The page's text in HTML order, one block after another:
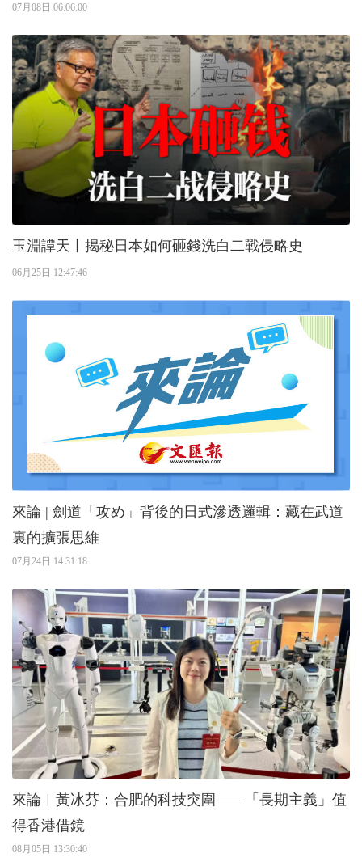
07月08日 06:06:00
玉淵譚天丨揭秘日本如何砸錢洗白二戰侵略史
06月25日 12:47:46
來論 | 劍道「攻め」背後的日式滲透邏輯：藏在武道
裏的擴張思維
07月24日 14:31:18
來論︱黃冰芬：合肥的科技突圍——「長期主義」值
得香港借鏡
08月05日 13:30:40